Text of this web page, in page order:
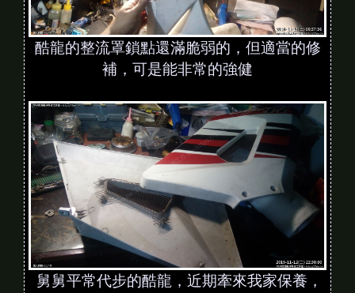
酷龍的整流罩鎖點還滿脆弱的，但適當的修
補，可是能非常的強健
舅舅平常代步的酷龍，近期牽來我家保養，